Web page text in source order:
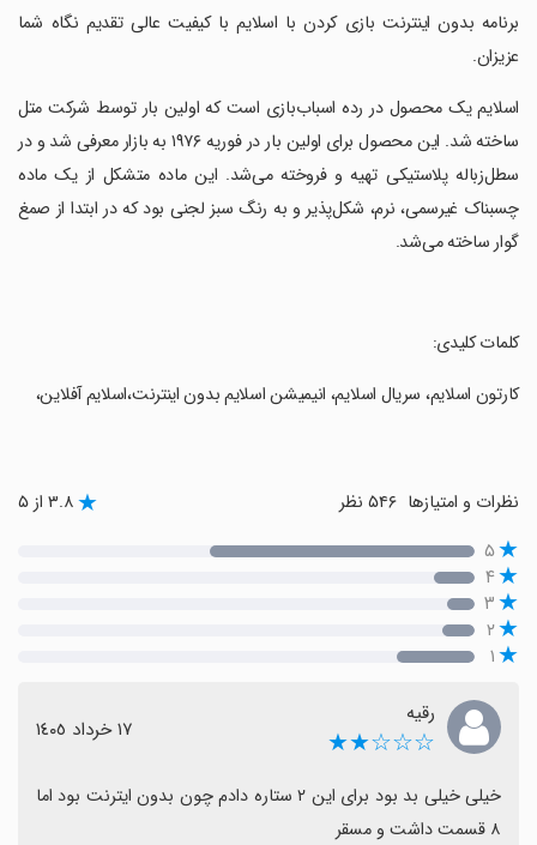
برنامه بدون اینترنت بازی کردن با اسلایم با کیفیت عالی تقدیم نگاه شما
عزیزان.
‏اسلایم یک محصول در رده اسباب‌بازی است که اولین بار توسط شرکت متل
ساخته شد. این محصول برای اولین بار در فوریه ۱۹۷۶ به بازار معرفی شد و در
سطل‌زباله پلاستیکی تهیه و فروخته می‌شد. این ماده متشکل از یک ماده
چسبناک غیرسمی، نرم، شکل‌پذیر و به رنگ سبز لجنی بود که در ابتدا از صمغ
گوار ساخته می‌شد.
‏کلمات کلیدی:
‏کارتون اسلایم، سریال اسلایم، انیمیشن اسلایم بدون اینترنت،اسلایم آفلاین،
نظرات و امتیازها ۳.۸ از ۵
۵
۴
۳
۲
۱
رقیه
☆☆☆★★ ١٧ خرداد ١٤٠٥
۸ قسمت داشت و مسقر